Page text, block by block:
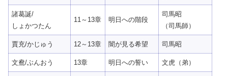
諸葛誕/
しょかつたん
11～13章 明日への階段
司馬昭
（司馬師）
賈充/かじゅう 12～13章 闇が見る希望 司馬昭
文鴦/ぶんおう 13章 明日への誓い 文虎（弟）